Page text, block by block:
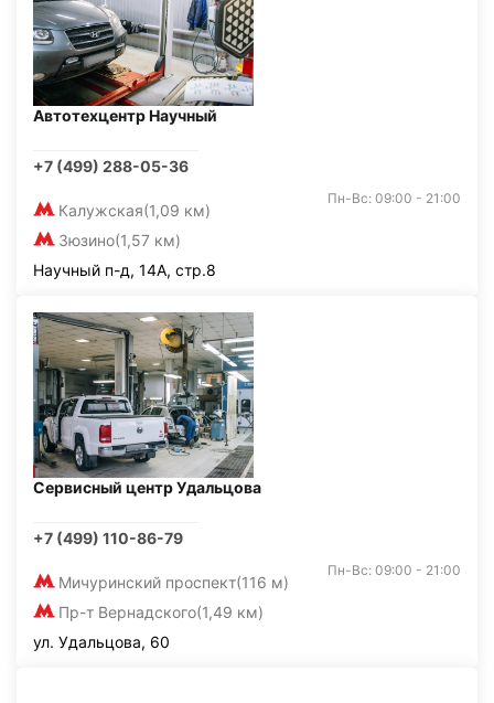
Автотехцентр Научный
+7 (499) 288-05-36
Калужская(1,09 км)
Зюзино(1,57 км)
Пн-Вс: 09:00 - 21:00
Научный п-д, 14А, стр.8
Сервисный центр Удальцова
+7 (499) 110-86-79
Мичуринский проспект(116 м)
Пр-т Вернадского(1,49 км)
Пн-Вс: 09:00 - 21:00
ул. Удальцова, 60